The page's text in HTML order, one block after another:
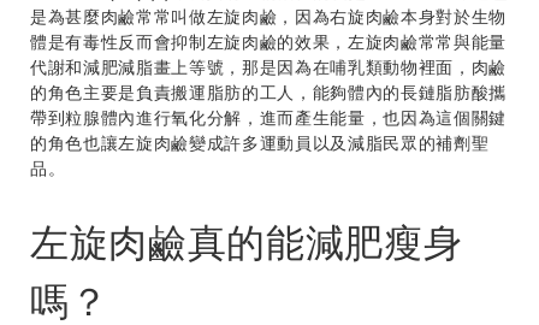
是為甚麼肉鹼常常叫做左旋肉鹼，因為右旋肉鹼本身對於生物
體是有毒性反而會抑制左旋肉鹼的效果，左旋肉鹼常常與能量
代謝和減肥減脂畫上等號，那是因為在哺乳類動物裡面，肉鹼
的角色主要是負責搬運脂肪的工人，能夠體內的長鏈脂肪酸攜
帶到粒腺體內進行氧化分解，進而產生能量，也因為這個關鍵
的角色也讓左旋肉鹼變成許多運動員以及減脂民眾的補劑聖
品。
左旋肉鹼真的能減肥瘦身
嗎？